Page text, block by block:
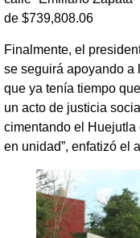
de $739,808.06
Finalmente, el
se seguirá apoyando a
que ya tenía tiempo
un acto de justicia
cimentando el
en unidad”, enfatizó el